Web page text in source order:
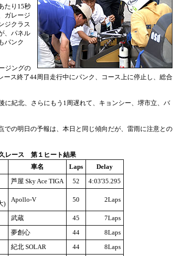
たり15秒
ガレージ
ジクラス
、パネル
パンク
ジングの
ス終了44周目走行中にパンク、コース上に停止し、総合
紀北、さらにもう1周遅れて、キョンシー、堺市立、バ
の明日の予報は、本日と同じ傾向だが、雷雨に注意との
レース 第１ヒート結果
車名 Laps
Delay
芦屋 Sky Ace TIGA 52 4:03'35.295
)
Apollo-V 50 2Laps
武蔵 45
7Laps
夢創心 44
8Laps
紀北 SOLAR 44
8Laps